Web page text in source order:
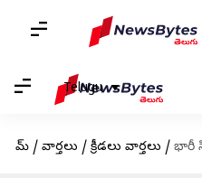
Telugu
హోమ్ / వార్తలు / క్రీడలు వార్తలు / భారీ